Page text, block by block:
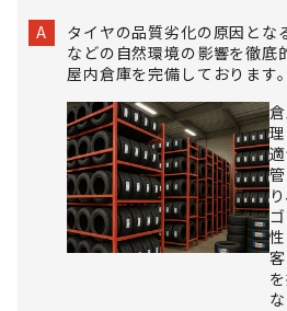
A
タイヤの品質劣化の原因とな
などの自然環境の影響を徹底
屋内倉庫を完備しております。